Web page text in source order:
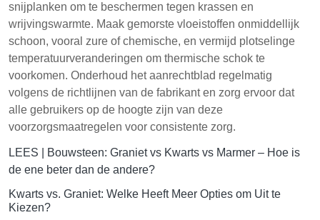
snijplanken om te beschermen tegen krassen en
wrijvingswarmte. Maak gemorste vloeistoffen onmiddellijk
schoon, vooral zure of chemische, en vermijd plotselinge
temperatuurveranderingen om thermische schok te
voorkomen. Onderhoud het aanrechtblad regelmatig
volgens de richtlijnen van de fabrikant en zorg ervoor dat
alle gebruikers op de hoogte zijn van deze
voorzorgsmaatregelen voor consistente zorg.
LEES |
Bouwsteen: Graniet vs Kwarts vs Marmer – Hoe is
de ene beter dan de andere?
Kwarts vs. Graniet: Welke Heeft Meer Opties om Uit te
Kiezen?